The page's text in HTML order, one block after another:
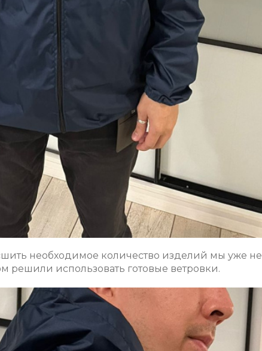
необходимое количество изделий мы уже не
решили использовать готовые ветровки.